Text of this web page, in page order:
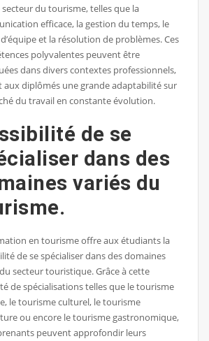
du tourisme, telles que la
efficace, la gestion du temps, le
et la résolution de problèmes. Ces
polyvalentes peuvent être
dans divers contextes professionnels,
diplômés une grande adaptabilité sur
du travail en constante évolution.
de se
dans des
variés du
en tourisme offre aux étudiants la
de se spécialiser dans des domaines
secteur touristique. Grâce à cette
de spécialisations telles que le tourisme
le tourisme culturel, le tourisme
ou encore le tourisme gastronomique,
peuvent approfondir leurs